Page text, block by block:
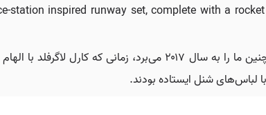
station inspired runway set, complete with a
این نمایشگاه همچنین ما را به سال ۲۰۱۷ می‌برد،
لباس‌های شنل ایستاده بودند.